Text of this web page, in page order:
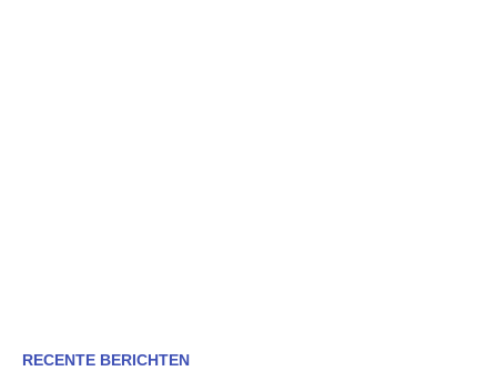
RECENTE BERICHTEN